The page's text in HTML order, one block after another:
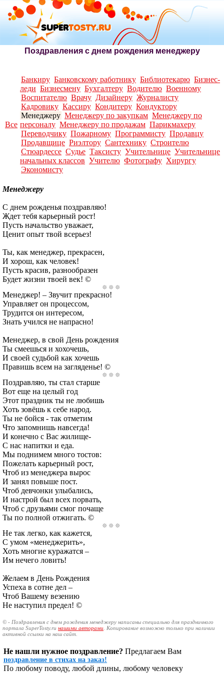
Поздравления с днем рождения менеджеру
Все
Банкиру Банковскому работнику Библиотекарю Бизнес-
леди Бизнесмену Бухгалтеру Водителю Военному
Воспитателю Врачу Дизайнеру Журналисту
Кадровику Кассиру Кондитеру Кондуктору
Менеджеру Менеджеру по закупкам Менеджеру по
персоналу Менеджеру по продажам Парикмахеру
Переводчику Пожарному Программисту Продавцу
Продавщице Риэлтору Сантехнику Строителю
Стюардессе Судье Таксисту Учительнице Учительнице
начальных классов Учителю Фотографу Хирургу
Экономисту
Менеджеру
С днем рожденья поздравляю!
Ждет тебя карьерный рост!
Пусть начальство уважает,
Ценит опыт твой всерьез!
Ты, как менеджер, прекрасен,
И хорош, как человек!
Пусть красив, разнообразен
Будет жизни твоей век! ©
Менеджер! – Звучит прекрасно!
Управляет он процессом,
Трудится он интересом,
Знать учился не напрасно!
Менеджер, в свой День рождения
Ты смеешься и хохочешь,
И своей судьбой как хочешь
Правишь всем на загляденье! ©
Поздравляю, ты стал старше
Вот еще на целый год
Этот праздник ты не любишь
Хоть зовёшь к себе народ.
Ты не бойся - так отметим
Что запомнишь навсегда!
И конечно с Вас жилище-
С нас напитки и еда.
Мы поднимем много тостов:
Пожелать карьерный рост,
Чтоб из менеджера вырос
И занял повыше пост.
Чтоб девчонки улыбались,
И настрой был всех порвать,
Чтоб с друзьями смог почаще
Ты по полной отжигать. ©
Не так легко, как кажется,
С умом «менеджерить»,
Хоть многие куражатся –
Им нечего ловить!
Желаем в День Рождения
Успеха в сотне дел –
Чтоб Вашему везению
Не наступил предел! ©
© - Поздравления с днем рождения менеджеру написаны специально для праздничного
портала SuperTosty.ru нашими авторами . Копирование возможно только при наличии
активной ссылки на наш сайт.
Не нашли нужное поздравление? Предлагаем Вам
поздравление в стихах на заказ!
По любому поводу, любой длины, любому человеку